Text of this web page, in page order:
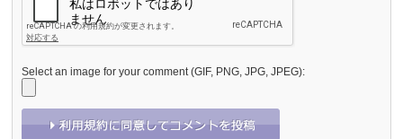
Select an image for your comment (GIF, PNG, JPG, JPEG):